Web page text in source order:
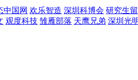
中国网 欢乐智造 深圳科博会 研究生
观度科技 雏雁部落 天鹰兄弟 深圳光